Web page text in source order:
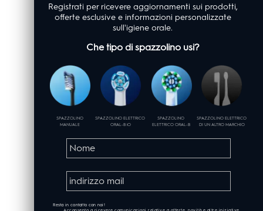
Registrati per ricevere aggiornamenti sui prodotti,
offerte esclusive e informazioni personalizzate
sull'igiene orale.
Che tipo di spazzolino usi?
SPAZZOLINO
MANUALE
SPAZZOLINO ELETTRICO
ORAL-B iO
SPAZZOLINO
ELETTRICO ORAL-B
SPAZZOLINO ELETTRICO
DI UN ALTRO MARCHIO
Resta in contatto con noi!
Acconsento a ricevere comunicazioni relative a offerte, novità e altre iniziative